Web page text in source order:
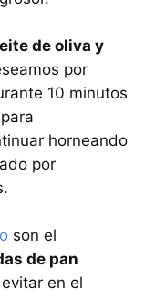
de oliva y
por
10 minutos
horneando
por
son el
de pan
en el